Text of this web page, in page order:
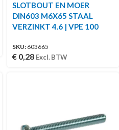
SLOTBOUT EN MOER
DIN603 M6X65 STAAL
VERZINKT 4.6 | VPE 100
SKU: 603665
€ 0,28 Excl. BTW